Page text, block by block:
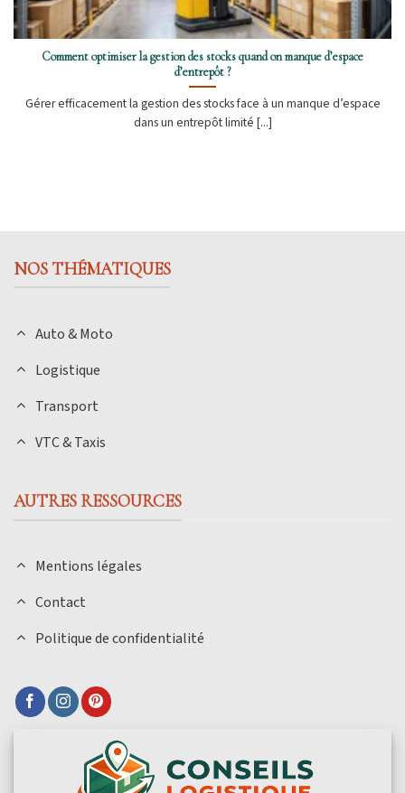
Comment optimiser la gestion des stocks quand on manque d’espace
d’entrepôt ?
Gérer efficacement la gestion des stocks face à un manque d’espace
dans un entrepôt limité [...]
NOS THÉMATIQUES
Auto & Moto
Logistique
Transport
VTC & Taxis
AUTRES RESSOURCES
Mentions légales
Contact
Politique de confidentialité